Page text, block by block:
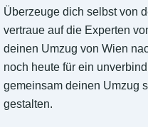
Überzeuge dich selbst von
vertraue auf die Experten
deinen Umzug von Wien
noch heute für ein
gemeinsam deinen Umzug
gestalten.